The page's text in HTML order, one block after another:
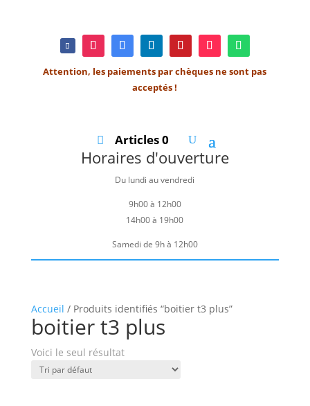
Attention, les paiements par chèques ne sont pas
acceptés !
Articles 0
Horaires d'ouverture
Du lundi au vendredi
9h00 à 12h00
14h00 à 19h00
Samedi de 9h à 12h00
Accueil / Produits identifiés “boitier t3 plus”
boitier t3 plus
Voici le seul résultat